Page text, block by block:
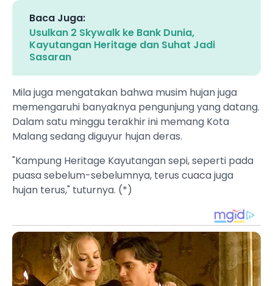
Baca Juga:
Usulkan 2 Skywalk ke Bank Dunia,
Kayutangan Heritage dan Suhat Jadi
Sasaran
Mila juga mengatakan bahwa musim hujan juga
memengaruhi banyaknya pengunjung yang datang.
Dalam satu minggu terakhir ini memang Kota
Malang sedang diguyur hujan deras.
"Kampung Heritage Kayutangan sepi, seperti pada
puasa sebelum-sebelumnya, terus cuaca juga
hujan terus," tuturnya. (*)